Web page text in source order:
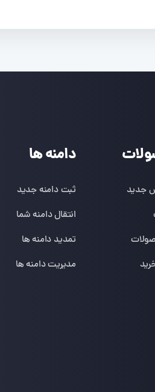
جدید
دامنه ها
ثبت دامنه جدید
انتقال دامنه شما
تمدید دامنه ها
مدیریت دامنه ها